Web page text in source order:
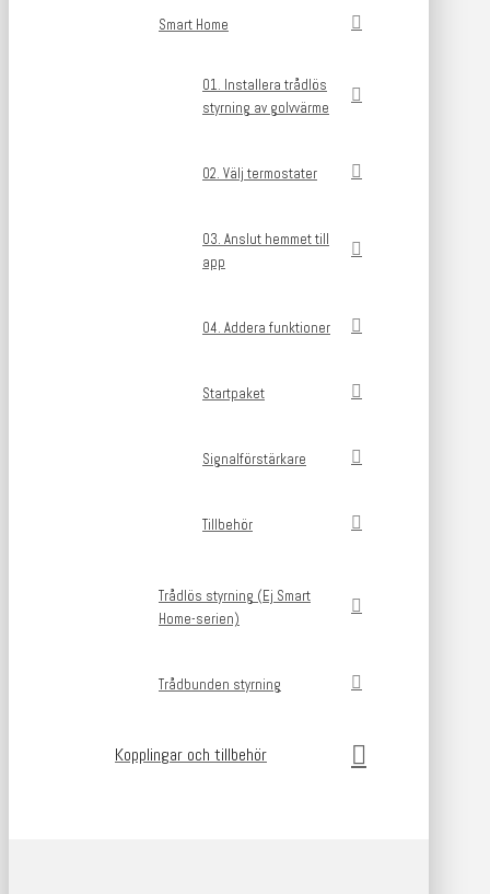
Smart Home
01. Installera trådlös
styrning av golvvärme
02. Välj termostater
03. Anslut hemmet till
app
04. Addera funktioner
Startpaket
Signalförstärkare
Tillbehör
Trådlös styrning (Ej Smart
Home-serien)
Trådbunden styrning
Kopplingar och tillbehör